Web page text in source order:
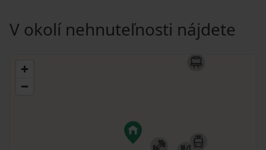
V okolí nehnuteľnosti nájdete